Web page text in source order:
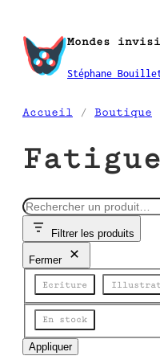
contenu
Mondes
Stéphane
Accueil / Boutique
Fatigue
R
e
e
Filtrer les produits
Fermer
Catégorie
Ecriture
État
En stock
Appliquer